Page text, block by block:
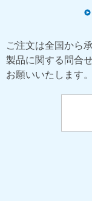
ご注文は全国から
製品に関する問合
お願いいたします。